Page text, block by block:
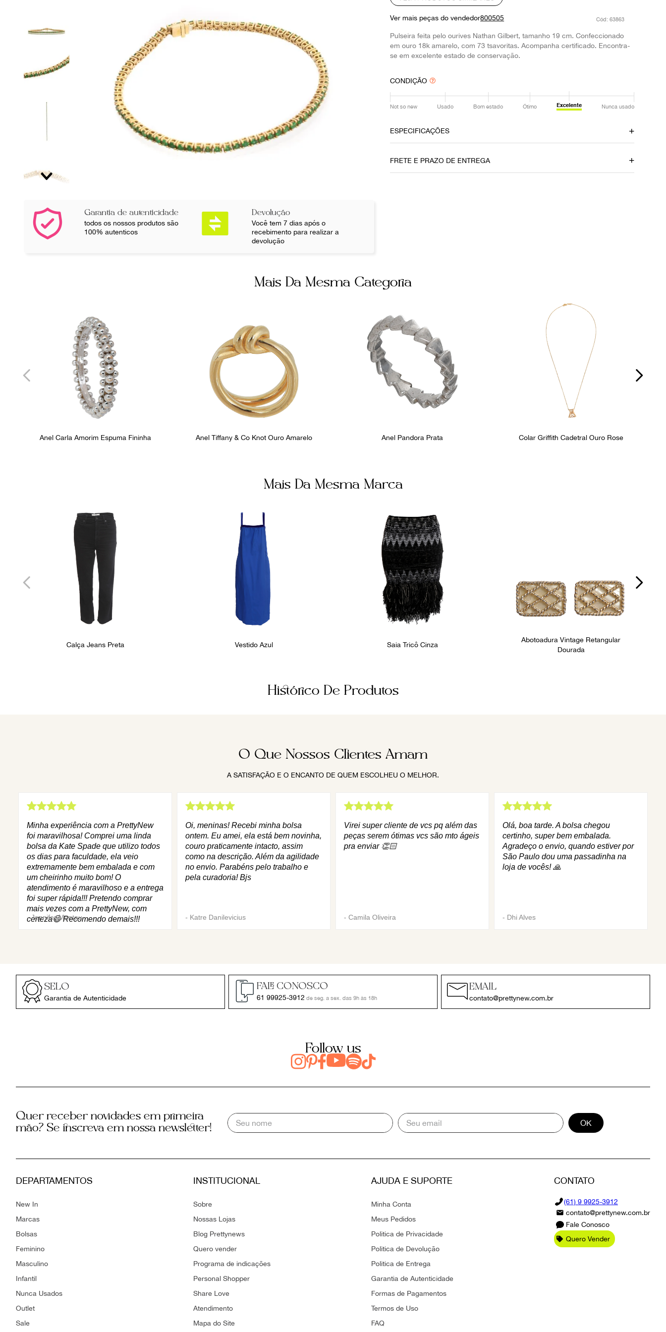
Garantia de autenticidade
todos os nossos produtos são
100% autenticos
Devolução
Você tem 7 dias após o
recebimento para realizar a
devolução
Ver mais peças do vendedor800505 : 63863
Pulseira feita pelo ourives Nathan Gilbert, tamanho 19 cm. Confeccionado
em ouro 18k amarelo, com 73 tsavoritas. Acompanha certificado. Encontra-
se em excelente estado de conservação.
CONDIÇÃO
Not so new Usado Bom estado Ótimo Excelente Nunca usado
ESPECIFICAÇÕES
15032021
FRETE E PRAZO DE ENTREGA
Mais Da Mesma Categoria
Anel Carla Amorim Espuma Fininha Anel Tiffany & Co Knot Ouro Amarelo Anel Pandora Prata Colar Griffith Cadetral Ouro Rose
Mais Da Mesma Marca
Calça Jeans Preta Vestido Azul Saia Tricô Cinza
Abotoadura Vintage Retangular
Dourada
Histórico De Produtos
O Que Nossos Clientes Amam
A SATISFAÇÃO E O ENCANTO DE QUEM ESCOLHEU O MELHOR.
Minha experiência com a PrettyNew
foi maravilhosa! Comprei uma linda
bolsa da Kate Spade que utilizo todos
os dias para faculdade, ela veio
extremamente bem embalada e com
um cheirinho muito bom! O
atendimento é maravilhoso e a entrega
foi super rápida!!! Pretendo comprar
mais vezes com a PrettyNew, com
certeza😄 Recomendo demais!!!
-Jennifer Mantau
Oi, meninas! Recebi minha bolsa
ontem. Eu amei, ela está bem novinha,
couro praticamente intacto, assim
como na descrição. Além da agilidade
no envio. Parabéns pelo trabalho e
pela curadoria! Bjs
- Katre Danilevicius
Virei super cliente de vcs pq além das
peças serem ótimas vcs são mto ágeis
pra enviar 👏🏻
- Camila Oliveira
Olá, boa tarde. A bolsa chegou
certinho, super bem embalada.
Agradeço o envio, quando estiver por
São Paulo dou uma passadinha na
loja de vocês! 🙏
- Dhi Alves
SELO
Garantia de Autenticidade
FALE CONOSCO
61 99925-3912 de seg. a sex. das 9h às 18h
EMAIL
contato@prettynew.com.br
Follow us
Quer receber novidades em primeira
mão? Se inscreva em nossa newsletter!
OK
DEPARTAMENTOS
New In
Marcas
Bolsas
Feminino
Masculino
Infantil
Nunca Usados
Outlet
Sale
INSTITUCIONAL
Sobre
Nossas Lojas
Blog Prettynews
Quero vender
Programa de indicações
Personal Shopper
Share Love
Atendimento
Mapa do Site
AJUDA E SUPORTE
Minha Conta
Meus Pedidos
Politica de Privacidade
Politica de Devolução
Politica de Entrega
Garantia de Autenticidade
Formas de Pagamentos
Termos de Uso
FAQ
CONTATO
(61) 9 9925-3912
contato@prettynew.com.br
Fale Conosco
Quero Vender